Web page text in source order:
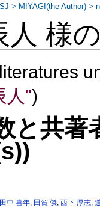
人 様
人")
と共
田中 喜年, 田賀 傑,西下 厚志,
> MIYAGI(the Author) >